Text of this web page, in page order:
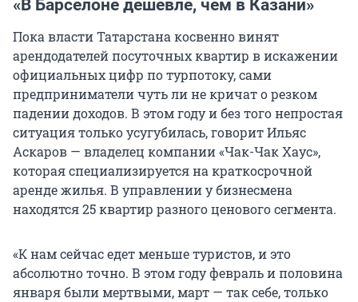
«В Барселоне дешевле, чем в Казани»
Пока власти Татарстана косвенно винят
арендодателей посуточных квартир в искажении
официальных цифр по турпотоку, сами
предприниматели чуть ли не кричат о резком
падении доходов. В этом году и без того непростая
ситуация только усугубилась, говорит Ильяс
Аскаров — владелец компании «Чак-Чак Хаус»,
которая специализируется на краткосрочной
аренде жилья. В управлении у бизнесмена
находятся 25 квартир разного ценового сегмента.
«К нам сейчас едет меньше туристов, и это
абсолютно точно. В этом году февраль и половина
января были мертвыми, март — так себе, только